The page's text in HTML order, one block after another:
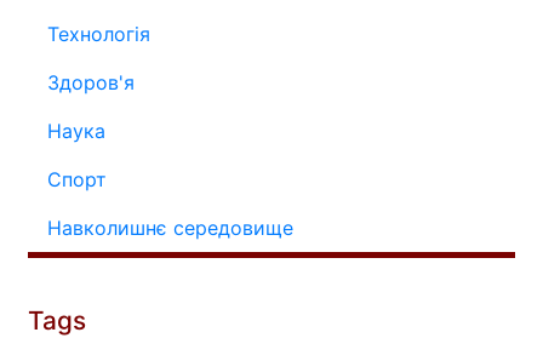
Технологія
Здоров'я
Наука
Спорт
Навколишнє середовище
Tags